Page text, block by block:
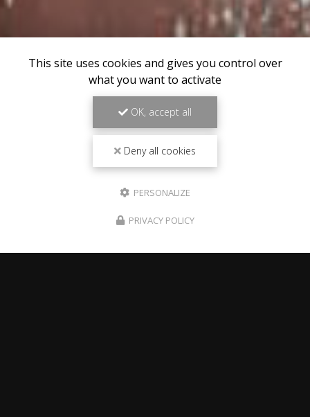
This site uses cookies and gives you control over
what you want to activate
OK, accept all
Deny all cookies
PERSONALIZE
PRIVACY POLICY